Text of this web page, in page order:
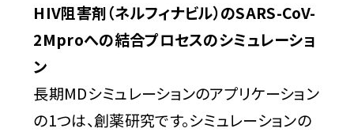
HIV阻害剤（ネルフィナビル）のSARS-CoV-
2Mproへの結合プロセスのシミュレーショ
ン
長期MDシミュレーションのアプリケーション
の1つは、創薬研究です。シミュレーションの